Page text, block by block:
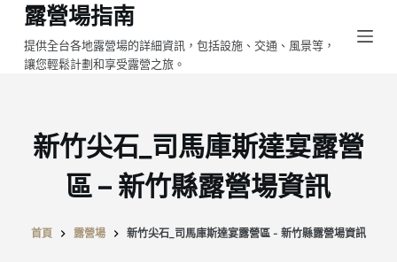
跳
至
主
露營場指南
提供全台各地露營場的詳細資訊，包括設施、交通、風景等，
讓您輕鬆計劃和享受露營之旅。
新竹尖石_司馬庫斯達宴露營
區 – 新竹縣露營場資訊
首頁 露營場 新竹尖石_司馬庫斯達宴露營區 - 新竹縣露營場資訊